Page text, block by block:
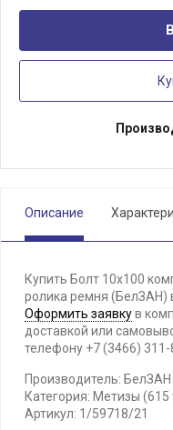
Описание
Купить Болт 10х100
ролика ремня (БелЗАН)
Оформить заявкув
доставкой или
телефону +7 (3466) 311-
Производитель:
Категория: Метизы (615
Артикул: 1/59718/21